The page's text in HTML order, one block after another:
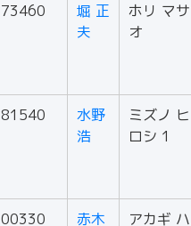
73460
堀 正
夫
ホリ マサ
オ
81540
水野
浩
ミズノ ヒ
ロシ 1
00330
赤木
アカギ ハ